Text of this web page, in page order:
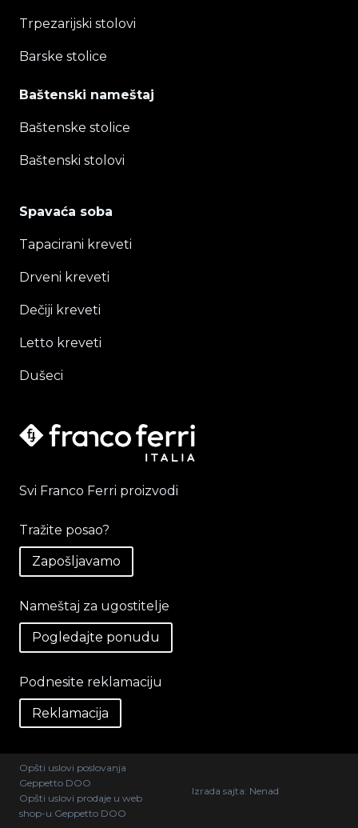
Trpezarijski stolovi
Barske stolice
Baštenski nameštaj
Baštenske stolice
Baštenski stolovi
Spavaća soba
Tapacirani kreveti
Drveni kreveti
Dečiji kreveti
Letto kreveti
Dušeci
Svi Franco Ferri proizvodi
Tražite posao?
Zapošljavamo
Nameštaj za ugostitelje
Pogledajte ponudu
Podnesite reklamaciju
Reklamacija
Opšti uslovi poslovanja
Geppetto DOO
Opšti uslovi prodaje u web
shop-u Geppetto DOO
Izrada sajta: Nenad